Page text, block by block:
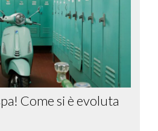
Come si è evoluta